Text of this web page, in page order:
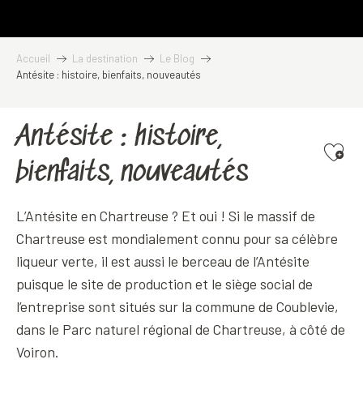
Accueil La destination
Le Blog
Antésite : histoire, bienfaits, nouveautés
Antésite : histoire,
bienfaits, nouveautés
L’Antésite en Chartreuse ? Et oui ! Si le massif de
Chartreuse est mondialement connu pour sa célèbre
liqueur verte, il est aussi le berceau de l’Antésite
puisque le site de production et le siège social de
l’entreprise sont situés sur la commune de Coublevie,
dans le Parc naturel régional de Chartreuse, à côté de
Voiron.